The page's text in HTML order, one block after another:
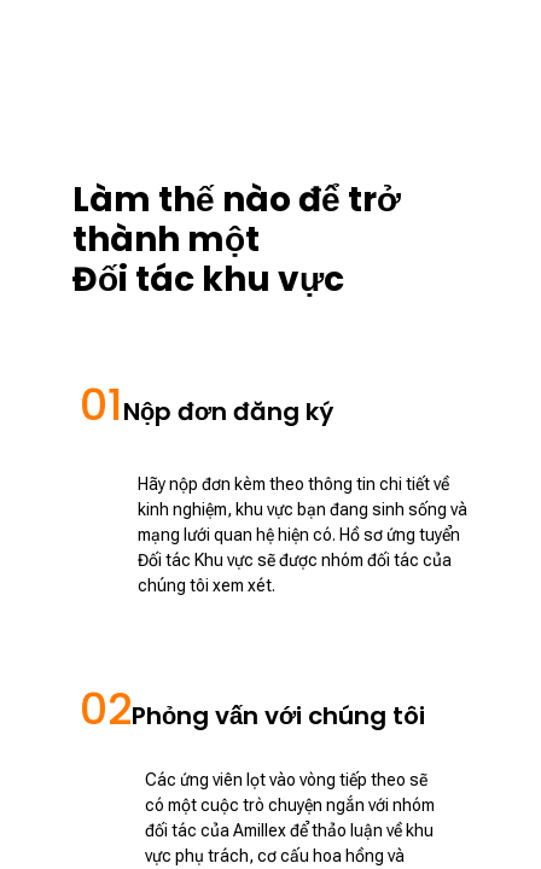
Làm thế nào để trở
thành một
Đối tác khu vực
01Nộp đơn đăng ký
Hãy nộp đơn kèm theo thông tin chi tiết về
kinh nghiệm, khu vực bạn đang sinh sống và
mạng lưới quan hệ hiện có. Hồ sơ ứng tuyển
Đối tác Khu vực sẽ được nhóm đối tác của
chúng tôi xem xét.
02Phỏng vấn với chúng tôi
Các ứng viên lọt vào vòng tiếp theo sẽ
có một cuộc trò chuyện ngắn với nhóm
đối tác của Amillex để thảo luận về khu
vực phụ trách, cơ cấu hoa hồng và